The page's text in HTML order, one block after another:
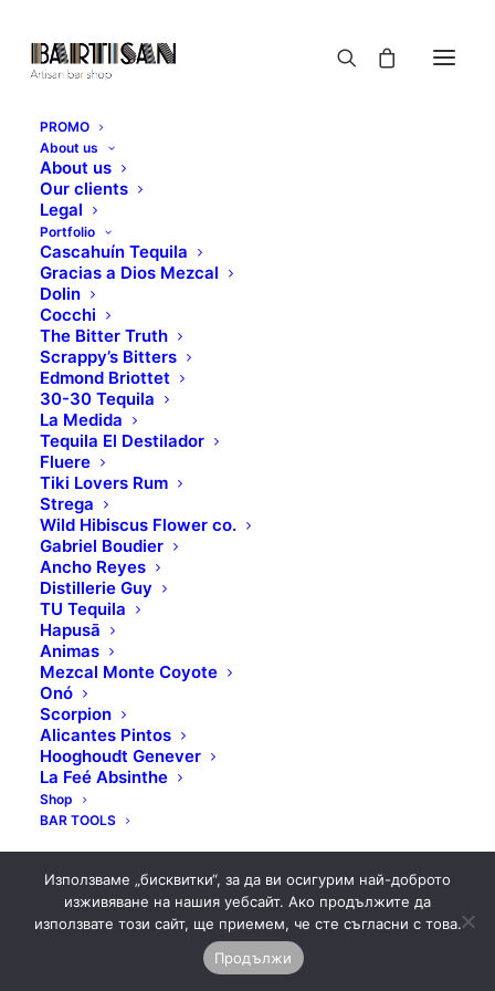
PROMO
About us
About us
Our clients
Legal
Portfolio
Cascahuín Tequila
Gracias a Dios Mezcal
Dolin
Cocchi
The Bitter Truth
Scrappy’s Bitters
Edmond Briottet
30-30 Tequila
La Medida
Tequila El Destilador
Fluere
Tiki Lovers Rum
Strega
Wild Hibiscus Flower co.
Gabriel Boudier
Ancho Reyes
Distillerie Guy
TU Tequila
Hapusā
Animas
Mezcal Monte Coyote
Onó
Scorpion
Alicantes Pintos
Hooghoudt Genever
La Feé Absinthe
Shop
BAR TOOLS
© 2026 BARTISAN • Artisan bar shop. All rights reserved
Използваме „бисквитки“, за да ви осигурим най-доброто
изживяване на нашия уебсайт. Ако продължите да
използвате този сайт, ще приемем, че сте съгласни с това.
Продължи